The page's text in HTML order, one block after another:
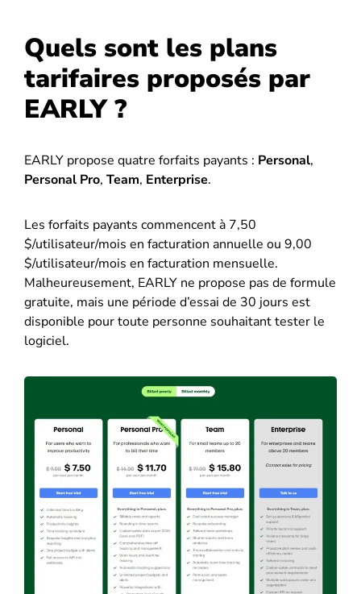
Quels sont les plans
tarifaires proposés par
EARLY ?
EARLY propose quatre forfaits payants : Personal,
Personal Pro, Team, Enterprise.
Les forfaits payants commencent à 7,50
$/utilisateur/mois en facturation annuelle ou 9,00
$/utilisateur/mois en facturation mensuelle.
Malheureusement, EARLY ne propose pas de formule
gratuite, mais une période d’essai de 30 jours est
disponible pour toute personne souhaitant tester le
logiciel.